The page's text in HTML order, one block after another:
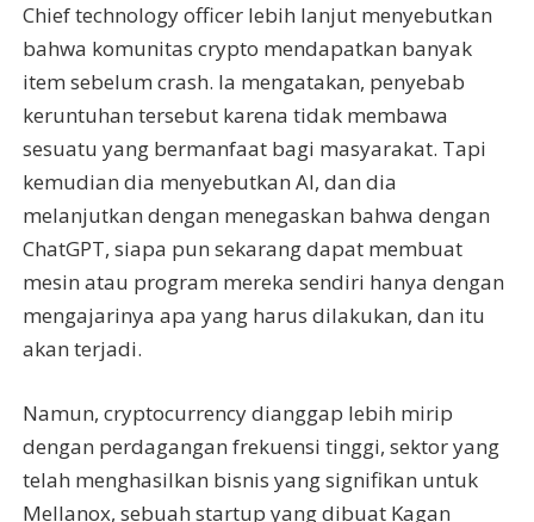
Chief technology officer lebih lanjut menyebutkan
bahwa komunitas crypto mendapatkan banyak
item sebelum crash. Ia mengatakan, penyebab
keruntuhan tersebut karena tidak membawa
sesuatu yang bermanfaat bagi masyarakat. Tapi
kemudian dia menyebutkan AI, dan dia
melanjutkan dengan menegaskan bahwa dengan
ChatGPT, siapa pun sekarang dapat membuat
mesin atau program mereka sendiri hanya dengan
mengajarinya apa yang harus dilakukan, dan itu
akan terjadi.
Namun, cryptocurrency dianggap lebih mirip
dengan perdagangan frekuensi tinggi, sektor yang
telah menghasilkan bisnis yang signifikan untuk
Mellanox, sebuah startup yang dibuat Kagan